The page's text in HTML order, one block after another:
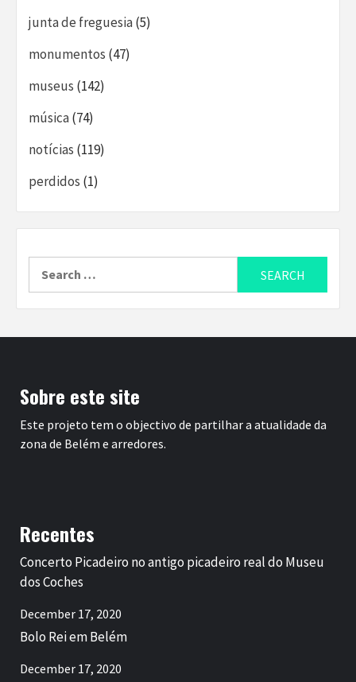
junta de freguesia(5)
monumentos (47)
museus (142)
música(74)
notícias (119)
perdidos (1)
Sobre este site
Este projeto tem o objectivo de partilhar a atualidade da
zona de Belém e arredores.
Recentes
Concerto Picadeiro no antigo picadeiro real do Museu
dos Coches
December 17, 2020
Bolo Rei em Belém
December 17, 2020